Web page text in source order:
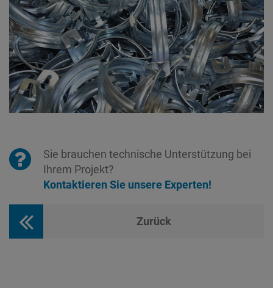
Sie brauchen technische Unterstützung bei
Ihrem Projekt?
Kontaktieren Sie unsere Experten!
Zurück